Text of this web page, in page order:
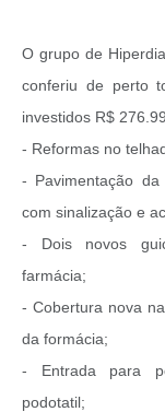
O grupo de
conferiu de perto
investidos R$
- Reformas no
- Pavimentação
com sinalização e
- Dois novos
farmácia;
- Cobertura nova
da formácia;
- Entrada para
podotatil;